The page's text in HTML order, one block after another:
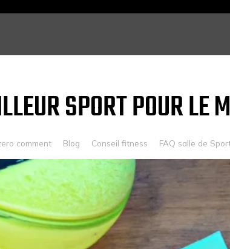
SPORT POUR LE
comment Blog Conseil fitness FAQ salle de